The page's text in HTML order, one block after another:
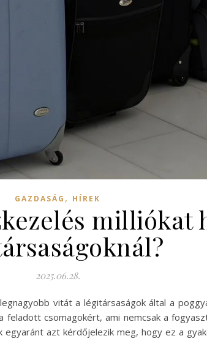
GAZDASÁG , HÍREK
milliókat
2025.06.28.
vitát a légitársaságok által a
csomagokért, ami nemcsak a
azt kérdőjelezik meg, hogy ez a